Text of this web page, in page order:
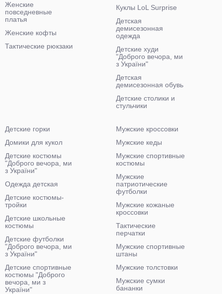
Женские
повседневные
платья
Женские кофты
Тактические рюкзаки
Куклы LoL Surprise
Детская
демисезонная
одежда
Детские худи
"Доброго вечора, ми
з України"
Детская
демисезонная обувь
Детские столики и
стульчики
Детские горки
Домики для кукол
Детские костюмы
"Доброго вечора, ми
з України"
Одежда детская
Детские костюмы-
тройки
Детские школьные
костюмы
Детские футболки
"Доброго вечора, ми
з України"
Детские спортивные
костюмы "Доброго
вечора, ми з
України"
Мужские кроссовки
Мужские кеды
Мужские спортивные
костюмы
Мужские
патриотические
футболки
Мужские кожаные
кроссовки
Тактические
перчатки
Мужские спортивные
штаны
Мужские толстовки
Мужские сумки
бананки